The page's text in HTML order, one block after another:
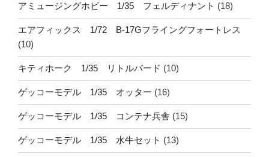
アミュージングホビー 1/35 フェルディナント (18)
エアフィックス 1/72 B-17Gフライングフォートレス
(10)
キティホーク 1/35 リトルバード (10)
ゲッコーモデル 1/35 オッター (16)
ゲッコーモデル 1/35 コンテナ兵舎 (15)
ゲッコーモデル 1/35 水牛セット (13)